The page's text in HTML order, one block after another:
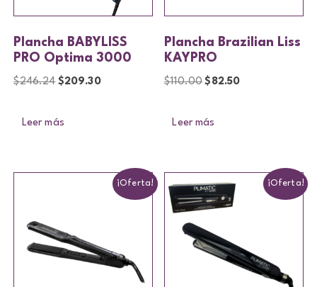
Plancha BABYLISS
PRO Optima 3000
$246.24 $209.30
Leer más
Plancha Brazilian Liss
KAYPRO
$110.00 $ 82.50
Leer más
¡Oferta! ¡Oferta!